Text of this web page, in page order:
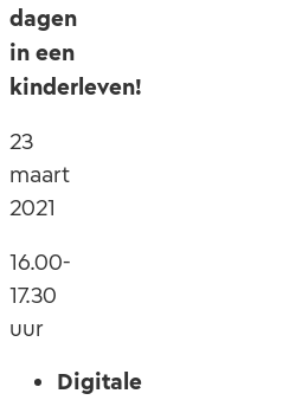
dagen
in een
kinderleven!
23
maart
2021
16.00-
17.30
uur
Digitale